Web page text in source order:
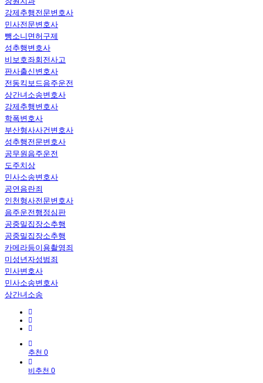
강제추행전문변호사
민사전문변호사
뺑소니면허구제
성추행변호사
비보호좌회전사고
판사출신변호사
전동킥보드음주운전
상간녀소송변호사
강제추행변호사
학폭변호사
부산형사사건변호사
성추행전문변호사
공무원음주운전
도주치상
민사소송변호사
공연음란죄
인천형사전문변호사
음주운전행정심판
공중밀집장소추행
공중밀집장소추행
카메라등이용촬영죄
미성년자성범죄
민사변호사
민사소송변호사
상간녀소송
추천 0
비추천 0